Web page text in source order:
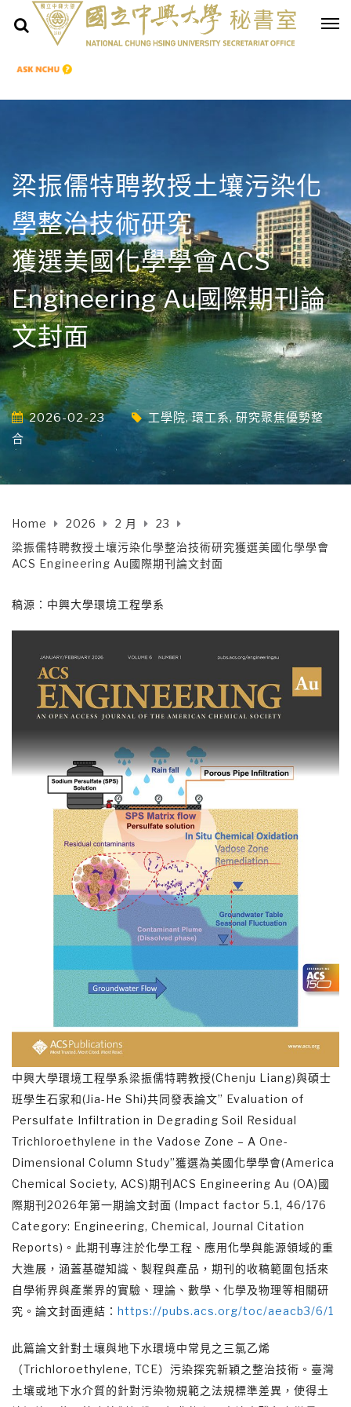
梁振儒特聘教授土壤污染化
學整治技術研究
獲選美國化學學會ACS
Engineering Au國際期刊論
文封面
2026-02-23 工學院,環工系, 研究聚焦優勢整
合
Home 2026 2 月
23
梁振儒特聘教授土壤污染化學整治技術研究獲選美國化學學會
ACS Engineering Au國際期刊論文封面
稿源：中興大學環境工程學系
中興大學環境工程學系梁振儒特聘教授(Chenju Liang)與碩士
班學生石家和(Jia-He Shi)共同發表論文” Evaluation of
Persulfate Infiltration in Degrading Soil Residual
Trichloroethylene in the Vadose Zone – A One-
Dimensional Column Study”獲選為美國化學學會(America
Chemical Society, ACS)期刊ACS Engineering Au (OA)國
際期刊2026年第一期論文封面 (Impact factor 5.1, 46/176
Category: Engineering, Chemical, Journal Citation
Reports)。此期刊專注於化學工程、應用化學與能源領域的重
大進展，涵蓋基礎知識、製程與產品，期刊的收稿範圍包括來
自學術界與產業界的實驗、理論、數學、化學及物理等相關研
究。論文封面連結： https://pubs.acs.org/toc/aeacb3/6/1
此篇論文針對土壤與地下水環境中常見之三氯乙烯
（Trichloroethylene, TCE）污染探究新穎之整治技術。臺灣
土壤或地下水介質的針對污染物規範之法規標準差異，使得土